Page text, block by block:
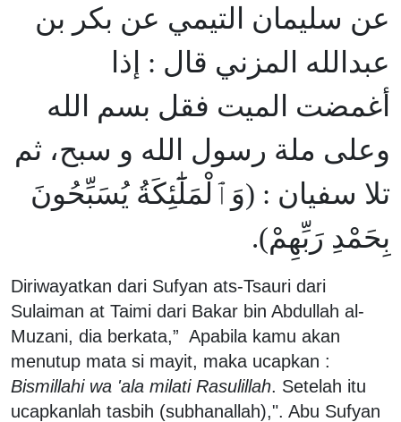
عن سليمان التيمي عن بكر بن
عبدالله المزني قال : إذا
أغمضت الميت فقل بسم الله
وعلى ملة رسول الله و سبح، ثم
تلا سفيان : (وَٱلْمَلَٰٓئِكَةُ يُسَبِّحُونَ
بِحَمْدِ رَبِّهِمْ).
Diriwayatkan dari Sufyan ats-Tsauri dari
Sulaiman at Taimi dari Bakar bin Abdullah al-
Muzani, dia berkata,” Apabila kamu akan
menutup mata si mayit, maka ucapkan :
Bismillahi wa 'ala milati Rasulillah. Setelah itu
ucapkanlah tasbih (subhanallah),". Abu Sufyan